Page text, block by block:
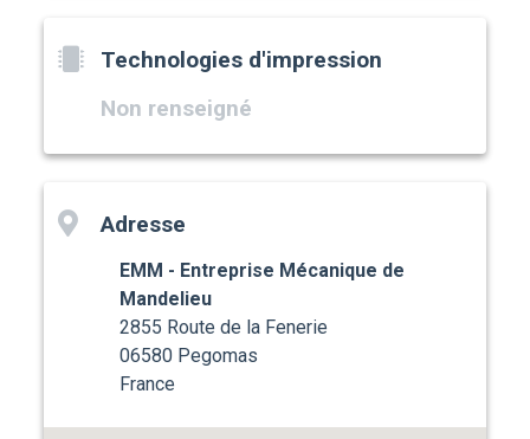
Technologies d'impression
Non renseigné
Adresse
EMM - Entreprise Mécanique de
Mandelieu
2855 Route de la Fenerie
06580 Pegomas
France